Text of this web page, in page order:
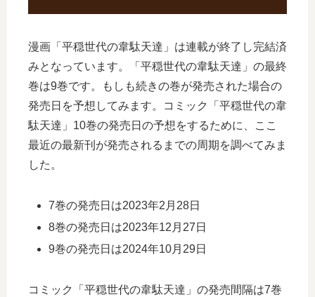
漫画「平穏世代の韋駄天達」は連載が終了し完結済
みとなっています。「平穏世代の韋駄天達」の最終
巻は9巻です。もしも続きの巻が発売された場合の
発売日を予想してみます。コミック「平穏世代の韋
駄天達」10巻の発売日の予想をするために、ここ
最近の最新刊が発売されるまでの周期を調べてみま
した。
7巻の発売日は2023年2月28日
8巻の発売日は2023年12月27日
9巻の発売日は2024年10月29日
コミック「平穏世代の韋駄天達」の発売間隔は7巻